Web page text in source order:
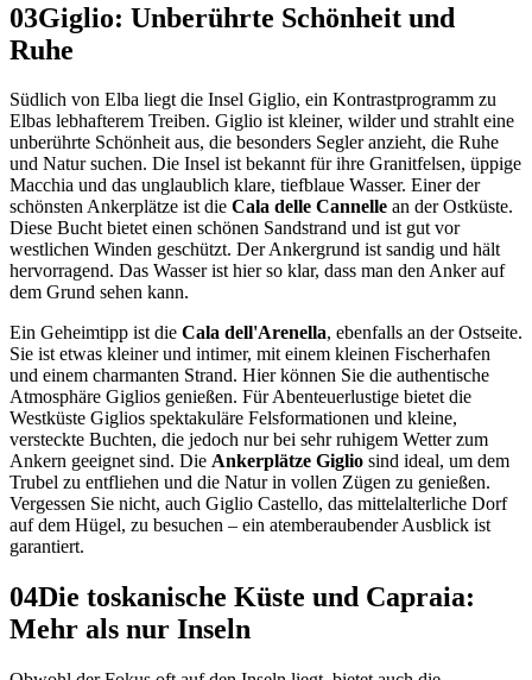
03Giglio: Unberührte Schönheit und
Ruhe
Südlich von Elba liegt die Insel Giglio, ein Kontrastprogramm zu
Elbas lebhafterem Treiben. Giglio ist kleiner, wilder und strahlt eine
unberührte Schönheit aus, die besonders Segler anzieht, die Ruhe
und Natur suchen. Die Insel ist bekannt für ihre Granitfelsen, üppige
Macchia und das unglaublich klare, tiefblaue Wasser. Einer der
schönsten Ankerplätze ist die Cala delle Cannelle an der Ostküste.
Diese Bucht bietet einen schönen Sandstrand und ist gut vor
westlichen Winden geschützt. Der Ankergrund ist sandig und hält
hervorragend. Das Wasser ist hier so klar, dass man den Anker auf
dem Grund sehen kann.
Ein Geheimtipp ist die Cala dell'Arenella, ebenfalls an der Ostseite.
Sie ist etwas kleiner und intimer, mit einem kleinen Fischerhafen
und einem charmanten Strand. Hier können Sie die authentische
Atmosphäre Giglios genießen. Für Abenteuerlustige bietet die
Westküste Giglios spektakuläre Felsformationen und kleine,
versteckte Buchten, die jedoch nur bei sehr ruhigem Wetter zum
Ankern geeignet sind. Die Ankerplätze Giglio sind ideal, um dem
Trubel zu entfliehen und die Natur in vollen Zügen zu genießen.
Vergessen Sie nicht, auch Giglio Castello, das mittelalterliche Dorf
auf dem Hügel, zu besuchen – ein atemberaubender Ausblick ist
garantiert.
04Die toskanische Küste und Capraia:
Mehr als nur Inseln